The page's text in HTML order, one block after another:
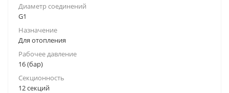
Диаметр соединений
G1
Назначение
Для отопления
Рабочее давление
16 (бар)
Секционность
12 секций